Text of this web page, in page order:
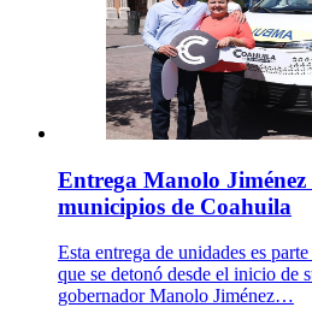
Entrega Manolo
municipios de Coahuila
Esta entrega de unidades es
que se detonó desde el inicio de
gobernador Manolo Jiménez…